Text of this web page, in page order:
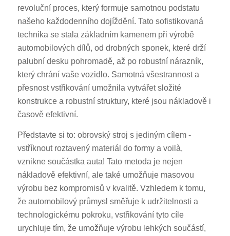
revoluční proces, který formuje samotnou podstatu
našeho každodenního dojíždění. Tato sofistikovaná
technika se stala základním kamenem při výrobě
automobilových dílů, od drobných sponek, které drží
palubní desku pohromadě, až po robustní nárazník,
který chrání vaše vozidlo. Samotná všestrannost a
přesnost vstřikování umožnila vytvářet složité
konstrukce a robustní struktury, které jsou nákladově i
časově efektivní.
Představte si to: obrovský stroj s jediným cílem -
vstříknout roztavený materiál do formy a voilà,
vznikne součástka auta! Tato metoda je nejen
nákladově efektivní, ale také umožňuje masovou
výrobu bez kompromisů v kvalitě. Vzhledem k tomu,
že automobilový průmysl směřuje k udržitelnosti a
technologickému pokroku, vstřikování tyto cíle
urychluje tím, že umožňuje výrobu lehkých součástí,